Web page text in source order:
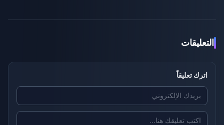
التعليقات
اترك تعليقاً